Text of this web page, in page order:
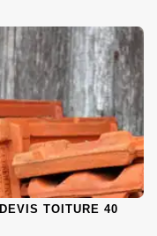
DEVIS TOITURE 40